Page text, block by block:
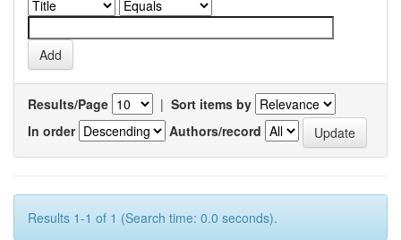
Results/Page | Sort items by
In order
Authors/record
Results 1-1 of 1 (Search time: 0.0 seconds).